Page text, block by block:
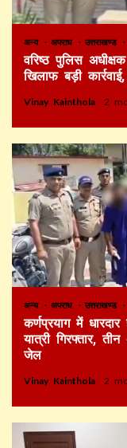
अन्य अपराध उत्तराखण्ड
वरिष्ठ पुलिस
खिलाफ बड़ी
Vinay Kainthola 2
अन्य अपराध उत्तराखण्ड
कर्णप्रयाग में
यात्री गिरफ्तार,
जेल
Vinay Kainthola 2